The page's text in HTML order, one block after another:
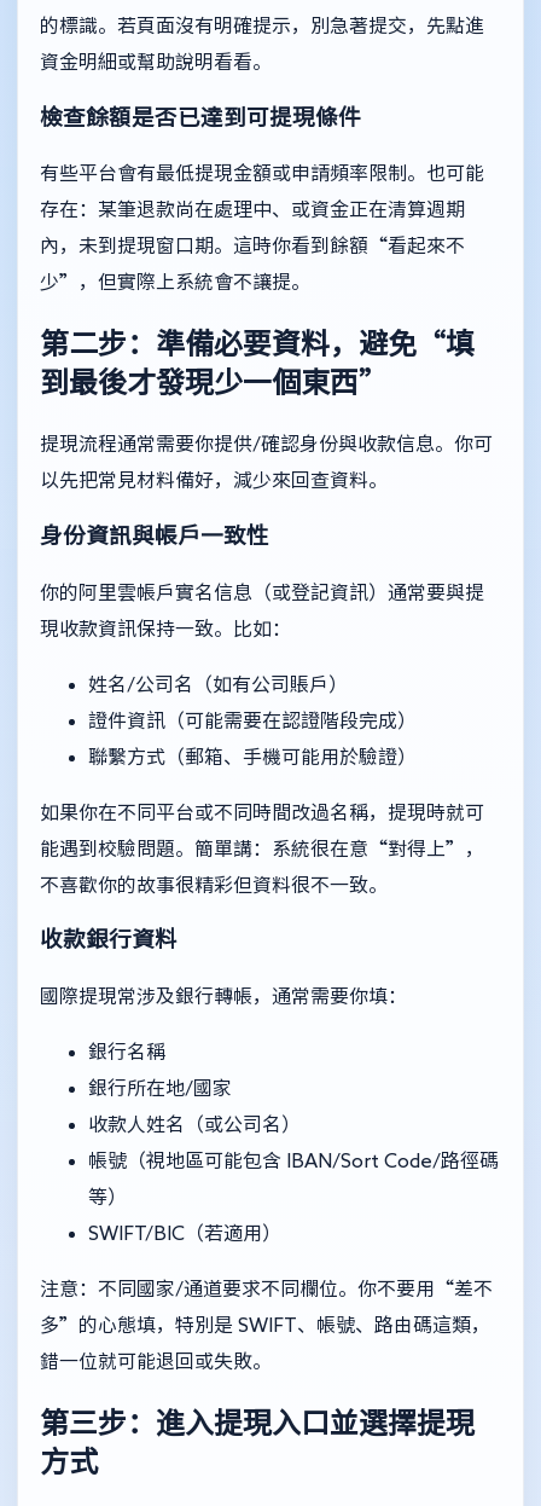
的標識。若頁面沒有明確提示，別急著提交，先點進
資金明細或幫助說明看看。
檢查餘額是否已達到可提現條件
有些平台會有最低提現金額或申請頻率限制。也可能
存在：某筆退款尚在處理中、或資金正在清算週期
內，未到提現窗口期。這時你看到餘額“看起來不
少”，但實際上系統會不讓提。
第二步：準備必要資料，避免“填
到最後才發現少一個東西”
提現流程通常需要你提供/確認身份與收款信息。你可
以先把常見材料備好，減少來回查資料。
身份資訊與帳戶一致性
你的阿里雲帳戶實名信息（或登記資訊）通常要與提
現收款資訊保持一致。比如：
姓名/公司名（如有公司賬戶）
證件資訊（可能需要在認證階段完成）
聯繫方式（郵箱、手機可能用於驗證）
如果你在不同平台或不同時間改過名稱，提現時就可
能遇到校驗問題。簡單講：系統很在意“對得上”，
不喜歡你的故事很精彩但資料很不一致。
收款銀行資料
國際提現常涉及銀行轉帳，通常需要你填：
銀行名稱
銀行所在地/國家
收款人姓名（或公司名）
帳號（視地區可能包含 IBAN/Sort Code/路徑碼
等）
SWIFT/BIC（若適用）
注意：不同國家/通道要求不同欄位。你不要用“差不
多”的心態填，特別是 SWIFT、帳號、路由碼這類，
錯一位就可能退回或失敗。
第三步：進入提現入口並選擇提現
方式